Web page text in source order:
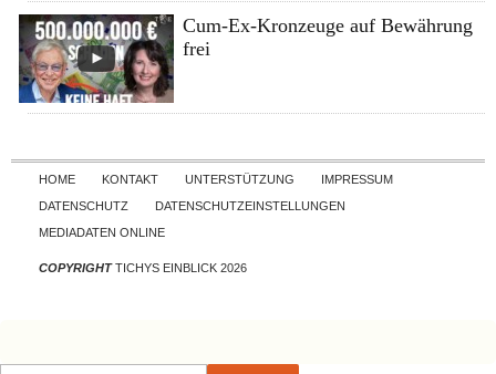
Cum-Ex-Kronzeuge auf Bewährung
frei
Skip to content
HOME KONTAKT UNTERSTÜTZUNG
IMPRESSUM
DATENSCHUTZ
DATENSCHUTZEINSTELLUNGEN
MEDIADATEN ONLINE
COPYRIGHTTICHYS EINBLICK 2026